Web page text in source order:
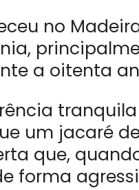
no
a oitenta
um jacaré
que,
forma